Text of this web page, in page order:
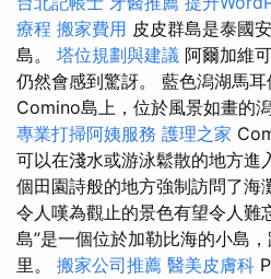
療程 搬家費用 皮皮群島是泰國
島。 塔位規劃與建議 阿爾加維
仍然會感到驚訝。 藍色潟湖馬
Comino島上，位於風景如畫的
專業打掃阿姨服務 護理之家
可以在淺水或游泳鬆散的地方進
個田園詩般的地方強制訪問了海
令人嘆為觀止的景色有望令人難
島”是一個位於加勒比海的小島
里。 搬家公司推薦 醫美皮膚科